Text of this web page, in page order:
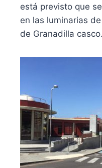
está previsto que
en las luminarias
de Granadilla casco.